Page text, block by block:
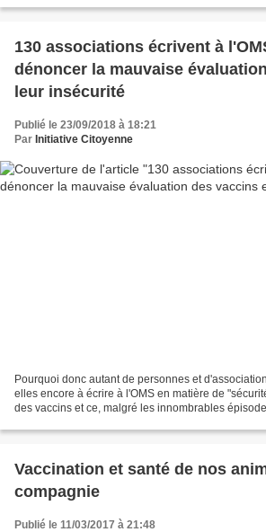
130 associations écrivent à
dénoncer la mauvaise
leur insécurité
Publié le 23/09/2018 à 18:21
Par Initiative Citoyenne
Pourquoi donc autant de personnes et
elles encore à écrire à l'OMS en matière de
des vaccins et ce, malgré les innombrables
Vaccination et santé de nos
compagnie
Publié le 11/03/2017 à 21:48